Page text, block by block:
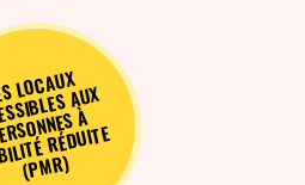
LOCAUXAUX
À
RÉDUITE
MR)